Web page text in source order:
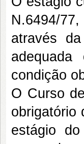
N.6494/
através
condição
O Curso
obrigatório
estágio